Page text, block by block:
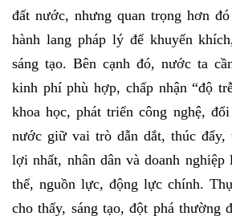
đất nước, nhưng quan trọng hơn
hành lang pháp lý để khuyến
sáng tạo. Bên cạnh đó, nước ta
kinh phí phù hợp, chấp nhận “độ
khoa học, phát triển công nghệ,
nước giữ vai trò dẫn dắt, thúc đẩy,
lợi nhất, nhân dân và doanh nghiệp
thể, nguồn lực, động lực chính.
cho thấy, sáng tạo, đột phá thường